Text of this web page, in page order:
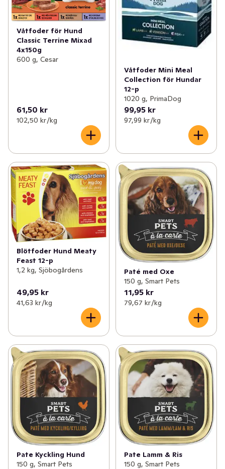
Våtfoder för Hund
Classic Terrine Mixad
4x150g
600 g, Cesar
61,50 kr
102,50 kr /kg
Våtfoder Mini Meal
Collection för Hundar
12-p
1020 g, PrimaDog
99,95 kr
97,99 kr /kg
Blötfoder Hund Meaty
Feast 12-p
1,2 kg, Sjöbogårdens
49,95 kr
41,63 kr /kg
Paté med Oxe
150 g, Smart Pets
11,95 kr
79,67 kr /kg
Pate Kyckling Hund
150 g, Smart Pets
Pate Lamm & Ris
150 g, Smart Pets